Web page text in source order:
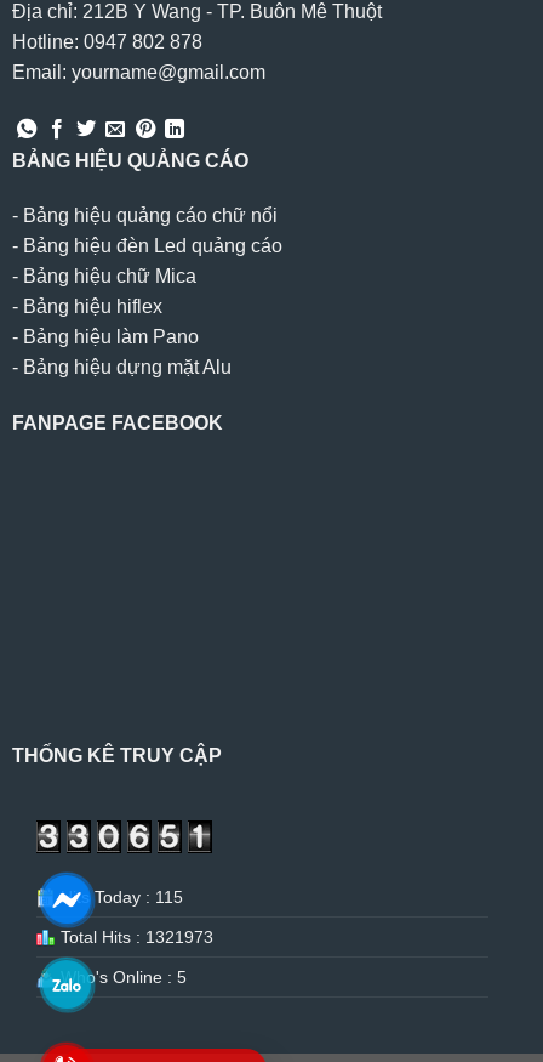
Địa chỉ: 212B Y Wang - TP. Buôn Mê Thuột
Hotline: 0947 802 878
Email: yourname@gmail.com
BẢNG HIỆU QUẢNG CÁO
- Bảng hiệu quảng cáo chữ nổi
- Bảng hiệu đèn Led quảng cáo
- Bảng hiệu chữ Mica
- Bảng hiệu hiflex
- Bảng hiệu làm Pano
- Bảng hiệu dựng mặt Alu
FANPAGE FACEBOOK
THỐNG KÊ TRUY CẬP
Hits Today : 115
Total Hits : 1321973
Who's Online : 5